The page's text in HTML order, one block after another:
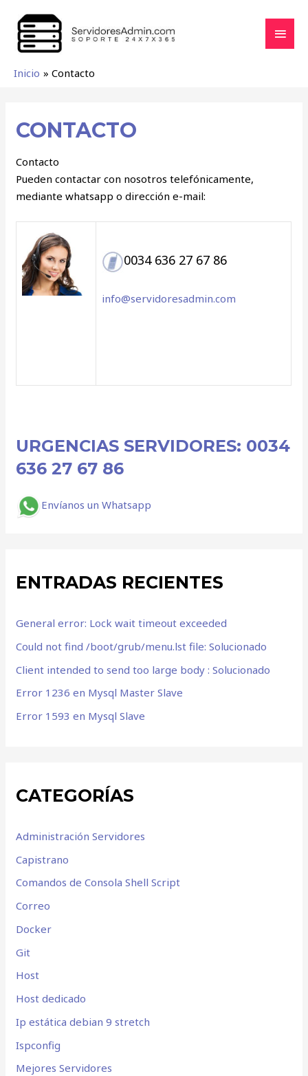
Inicio Contacto
CONTACTO
Contacto
Pueden contactar con nosotros telefónicamente,
mediante whatsapp o dirección e-mail:
0034 636 27 67 86
info@servidoresadmin.com
URGENCIAS SERVIDORES: 0034
636 27 67 86
Envíanos un Whatsapp
ENTRADAS RECIENTES
General error: Lock wait timeout exceeded
Could not find /boot/grub/menu.lst file: Solucionado
Client intended to send too large body : Solucionado
Error 1236 en Mysql Master Slave
Error 1593 en Mysql Slave
CATEGORÍAS
Administración Servidores
Capistrano
Comandos de Consola Shell Script
Correo
Docker
Git
Host
Host dedicado
Ip estática debian 9 stretch
Ispconfig
Mejores Servidores